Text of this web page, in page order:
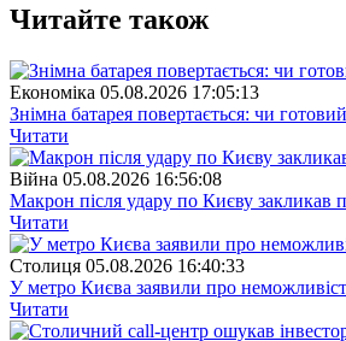
Читайте також
Економіка 05.08.2026 17:05:13
Знімна батарея повертається: чи
Читати
Війна 05.08.2026 16:56:08
Макрон після удару по Києву закликав
Читати
Столиця 05.08.2026 16:40:33
У метро Києва заявили про
Читати